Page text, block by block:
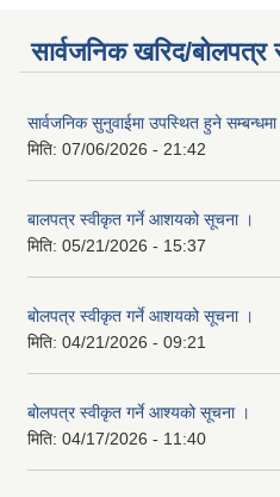
सार्वजनिक खरिद/बोलपत्र
सार्वजनिक सुनुवाईमा उपस्थित हुने
मिति: 07/06/2026 - 21:42
बालपत्र स्वीकृत गर्ने आशयको सूचना ।
मिति: 05/21/2026 - 15:37
बोलपत्र स्वीकृत गर्ने आशयको सूचना ।
मिति: 04/21/2026 - 09:21
बोलपत्र स्वीकृत गर्ने आश्यको सूचना ।
मिति: 04/17/2026 - 11:40